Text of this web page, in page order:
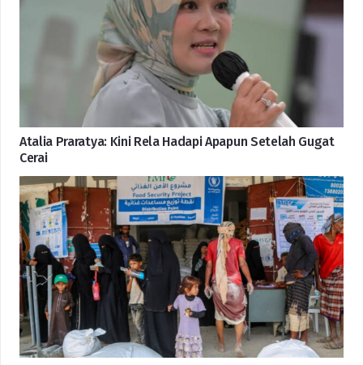
Atalia Praratya: Kini Rela Hadapi Apapun Setelah Gugat
Cerai